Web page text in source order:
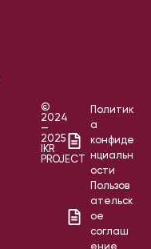
©
2024
—
2025
IKR
PROJECT
Политик
а
конфиде
нциальн
ости
Пользов
ательск
ое
соглаш